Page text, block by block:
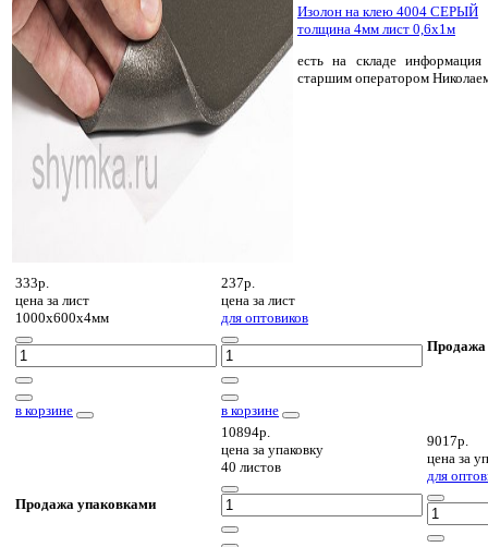
Изолон на клею 4004 СЕРЫЙ
толщина 4мм лист 0,6х1м
есть на складе информация
старшим оператором
333р.
цена за лист
1000х600х4мм
в корзине
237р.
цена за лист
для оптовиков
в корзине
Продажа
Продажа упаковками
10894р.
цена за упаковку
40 листов
9017р.
цена за
для